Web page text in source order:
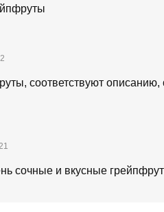
соответствуют описанию,
сочные и вкусные